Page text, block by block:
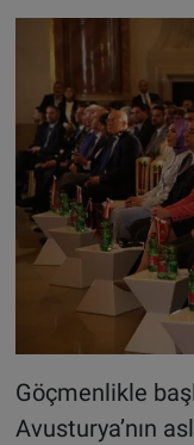
Göçmenlikle
Avusturya’nın